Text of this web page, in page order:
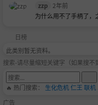
zzp 2年前
为什么用不了手柄了
日榜
此类别暂无资料。
搜索-请尽量缩短关键字（如果搜不
🔥 热门搜索： 生化危机仁王 联机
广告